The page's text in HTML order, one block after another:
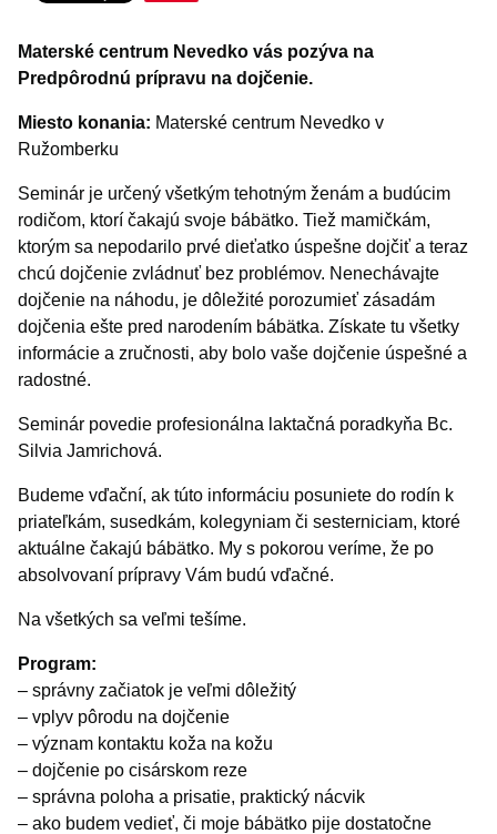
Materské centrum Nevedko vás pozýva na
Predpôrodnú prípravu na dojčenie.
Miesto konania: Materské centrum Nevedko v
Ružomberku
Seminár je určený všetkým tehotným ženám a budúcim
rodičom, ktorí čakajú svoje bábätko. Tiež mamičkám,
ktorým sa nepodarilo prvé dieťatko úspešne dojčiť a teraz
chcú dojčenie zvládnuť bez problémov. Nenechávajte
dojčenie na náhodu, je dôležité porozumieť zásadám
dojčenia ešte pred narodením bábätka. Získate tu všetky
informácie a zručnosti, aby bolo vaše dojčenie úspešné a
radostné.
Seminár povedie profesionálna laktačná poradkyňa Bc.
Silvia Jamrichová.
Budeme vďační, ak túto informáciu posuniete do rodín k
priateľkám, susedkám, kolegyniam či sesterniciam, ktoré
aktuálne čakajú bábätko. My s pokorou veríme, že po
absolvovaní prípravy Vám budú vďačné.
Na všetkých sa veľmi tešíme.
Program:
– správny začiatok je veľmi dôležitý
– vplyv pôrodu na dojčenie
– význam kontaktu koža na kožu
– dojčenie po cisárskom reze
– správna poloha a prisatie, praktický nácvik
– ako budem vedieť, či moje bábätko pije dostatočne